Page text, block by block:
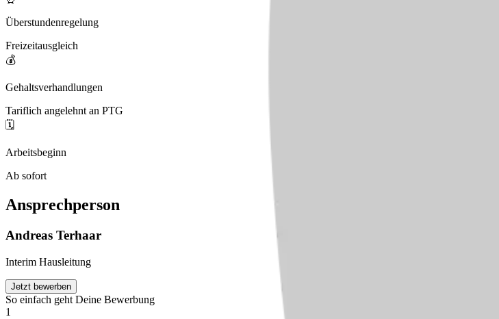
Überstundenregelung
Freizeitausgleich
💰
Gehaltsverhandlungen
Tariflich angelehnt an PTG
🗓️
Arbeitsbeginn
Ab sofort
Ansprechperson
Andreas Terhaar
Interim Hausleitung
Jetzt bewerben
So einfach geht Deine Bewerbung
1